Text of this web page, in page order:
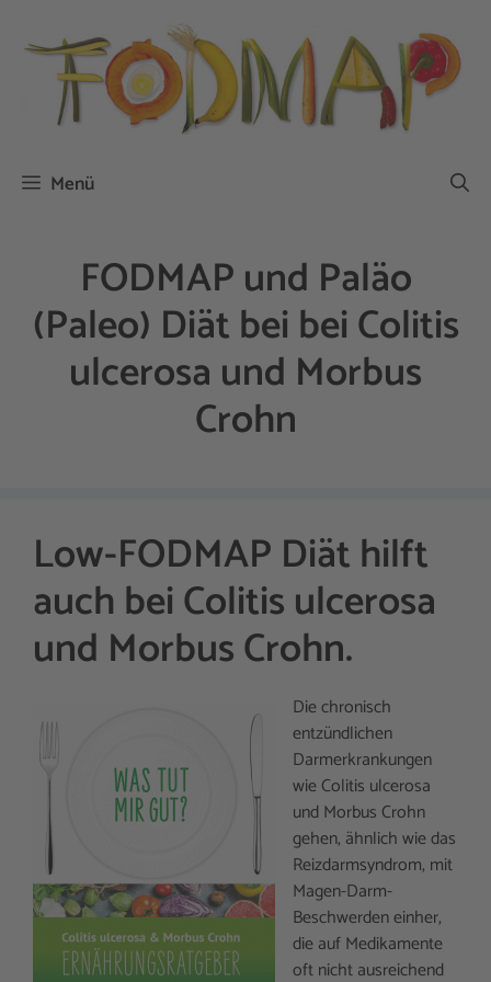
Inhalt
springen
Menü
FODMAP und Paläo
(Paleo) Diät bei bei Colitis
ulcerosa und Morbus
Crohn
Low-FODMAP Diät hilft
auch bei Colitis ulcerosa
und Morbus Crohn.
Die chronisch
entzündlichen
Darmerkrankungen
wie Colitis ulcerosa
und Morbus Crohn
gehen, ähnlich wie das
Reizdarmsyndrom, mit
Magen-Darm-
Beschwerden einher,
die auf Medikamente
oft nicht ausreichend